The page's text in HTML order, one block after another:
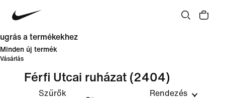
ugrás a termékekhez
Minden új termék
Vásárlás
Férfi Utcai ruházat (2404)
Szűrők
Rendezés